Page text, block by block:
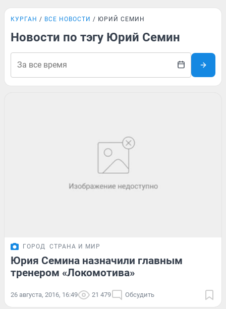
КУРГАН ВСЕ НОВОСТИ ЮРИЙ СЕМИН
Новости по тэгу Юрий Семин
ГОРОД СТРАНА И МИР
Юрия Семина назначили главным
тренером «Локомотива»
26 августа, 2016, 16:49 21 479 Обсудить